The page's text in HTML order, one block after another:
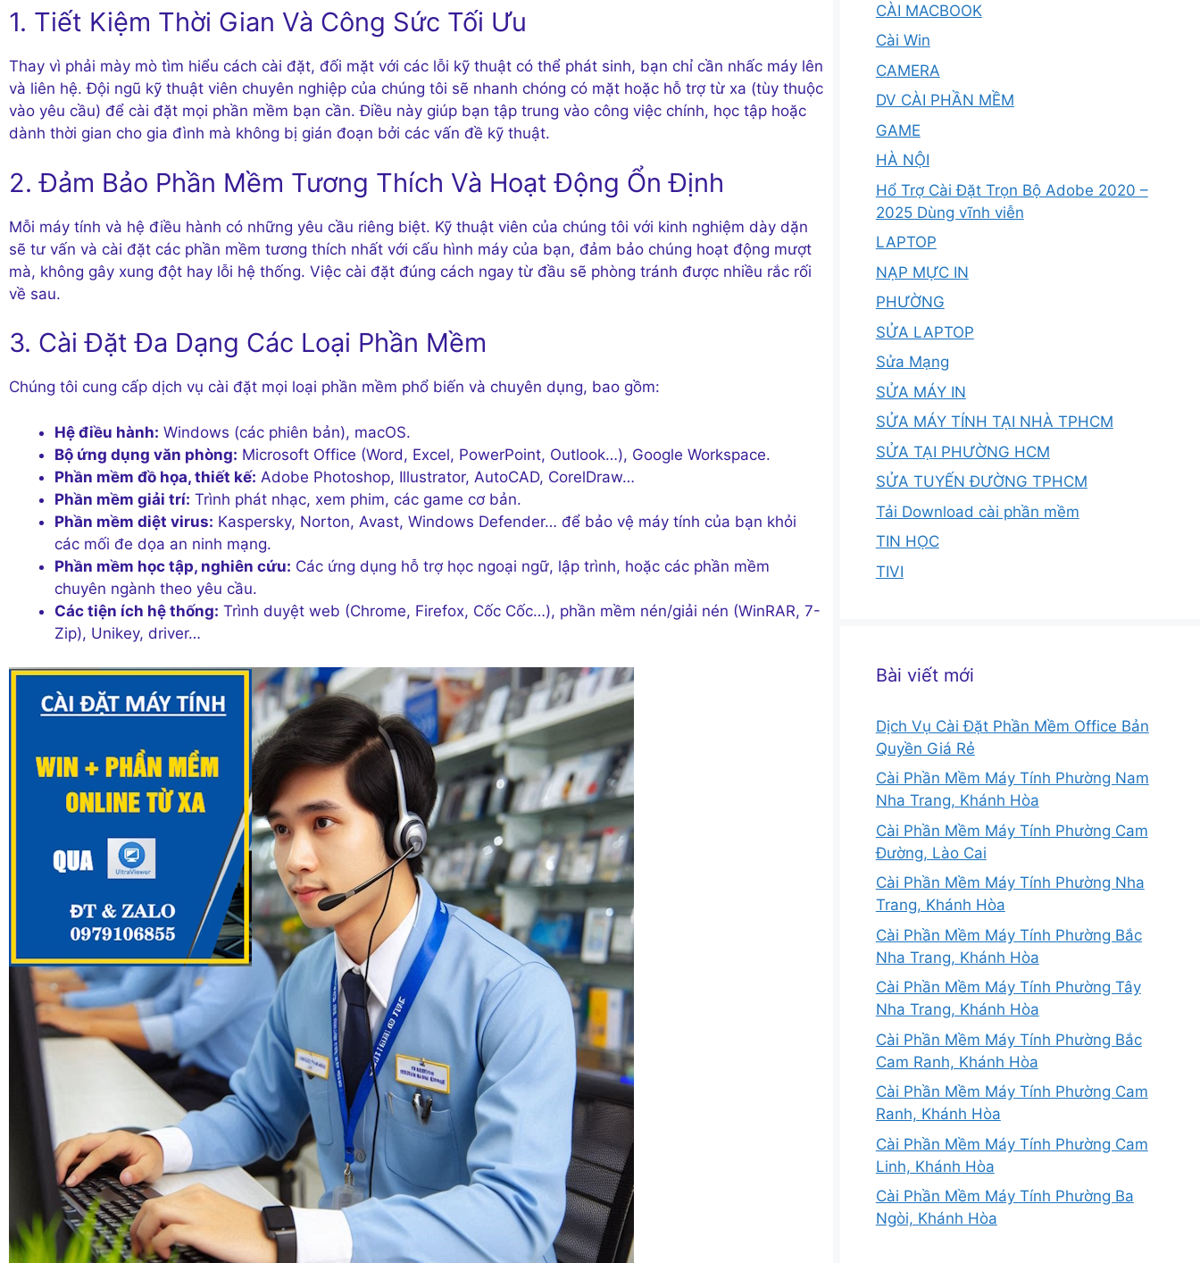
1. Tiết Kiệm Thời Gian Và Công Sức Tối Ưu
Thay vì phải mày mò tìm hiểu cách cài đặt, đối mặt với các lỗi kỹ thuật có thể phát sinh, bạn chỉ cần nhấc máy lên
và liên hệ. Đội ngũ kỹ thuật viên chuyên nghiệp của chúng tôi sẽ nhanh chóng có mặt hoặc hỗ trợ từ xa (tùy thuộc
vào yêu cầu) để cài đặt mọi phần mềm bạn cần. Điều này giúp bạn tập trung vào công việc chính, học tập hoặc
dành thời gian cho gia đình mà không bị gián đoạn bởi các vấn đề kỹ thuật.
2. Đảm Bảo Phần Mềm Tương Thích Và Hoạt Động Ổn Định
Mỗi máy tính và hệ điều hành có những yêu cầu riêng biệt. Kỹ thuật viên của chúng tôi với kinh nghiệm dày dặn
sẽ tư vấn và cài đặt các phần mềm tương thích nhất với cấu hình máy của bạn, đảm bảo chúng hoạt động mượt
mà, không gây xung đột hay lỗi hệ thống. Việc cài đặt đúng cách ngay từ đầu sẽ phòng tránh được nhiều rắc rối
về sau.
3. Cài Đặt Đa Dạng Các Loại Phần Mềm
Chúng tôi cung cấp dịch vụ cài đặt mọi loại phần mềm phổ biến và chuyên dụng, bao gồm:
Hệ điều hành: Windows (các phiên bản), macOS.
Bộ ứng dụng văn phòng: Microsoft Office (Word, Excel, PowerPoint, Outlook…), Google Workspace.
Phần mềm đồ họa, thiết kế: Adobe Photoshop, Illustrator, AutoCAD, CorelDraw…
Phần mềm giải trí: Trình phát nhạc, xem phim, các game cơ bản.
Phần mềm diệt virus: Kaspersky, Norton, Avast, Windows Defender… để bảo vệ máy tính của bạn khỏi
các mối đe dọa an ninh mạng.
Phần mềm học tập, nghiên cứu: Các ứng dụng hỗ trợ học ngoại ngữ, lập trình, hoặc các phần mềm
chuyên ngành theo yêu cầu.
Các tiện ích hệ thống: Trình duyệt web (Chrome, Firefox, Cốc Cốc…), phần mềm nén/giải nén (WinRAR, 7-
Zip), Unikey, driver…
CÀI MACBOOK
Cài Win
CAMERA
DV CÀI PHẦN MỀM
GAME
HÀ NỘI
Hổ Trợ Cài Đặt Trọn Bộ Adobe 2020 –
2025 Dùng vĩnh viễn
LAPTOP
NẠP MỰC IN
PHƯỜNG
SỬA LAPTOP
Sửa Mạng
SỬA MÁY IN
SỬA MÁY TÍNH TẠI NHÀ TPHCM
SỬA TẠI PHƯỜNG HCM
SỬA TUYẾN ĐƯỜNG TPHCM
Tải Download cài phần mềm
TIN HỌC
TIVI
Bài viết mới
Dịch Vụ Cài Đặt Phần Mềm Office Bản
Quyền Giá Rẻ
Cài Phần Mềm Máy Tính Phường Nam
Nha Trang, Khánh Hòa
Cài Phần Mềm Máy Tính Phường Cam
Đường, Lào Cai
Cài Phần Mềm Máy Tính Phường Nha
Trang, Khánh Hòa
Cài Phần Mềm Máy Tính Phường Bắc
Nha Trang, Khánh Hòa
Cài Phần Mềm Máy Tính Phường Tây
Nha Trang, Khánh Hòa
Cài Phần Mềm Máy Tính Phường Bắc
Cam Ranh, Khánh Hòa
Cài Phần Mềm Máy Tính Phường Cam
Ranh, Khánh Hòa
Cài Phần Mềm Máy Tính Phường Cam
Linh, Khánh Hòa
Cài Phần Mềm Máy Tính Phường Ba
Ngòi, Khánh Hòa